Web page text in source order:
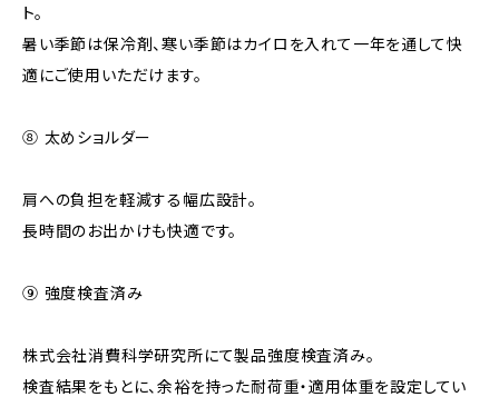
ト。
暑い季節は保冷剤、寒い季節はカイロを入れて一年を通して快
適にご使用いただけます。
⑧ 太めショルダー
肩への負担を軽減する幅広設計。
長時間のお出かけも快適です。
⑨ 強度検査済み
株式会社消費科学研究所にて製品強度検査済み。
検査結果をもとに、余裕を持った耐荷重・適用体重を設定してい